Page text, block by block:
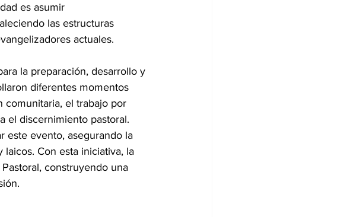
es asumir
las estructuras
actuales.
la preparación, desarrollo y
diferentes momentos
comunitaria, el trabajo por
el discernimiento pastoral.
este evento, asegurando la
Con esta iniciativa, la
construyendo una